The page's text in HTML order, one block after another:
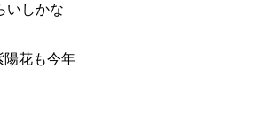
いしかな
陽花も今年